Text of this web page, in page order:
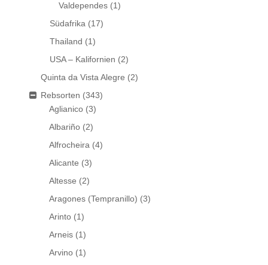
Valdependes (1)
Südafrika (17)
Thailand (1)
USA – Kalifornien (2)
Quinta da Vista Alegre (2)
Rebsorten (343)
Aglianico (3)
Albariño (2)
Alfrocheira (4)
Alicante (3)
Altesse (2)
Aragones (Tempranillo) (3)
Arinto (1)
Arneis (1)
Arvino (1)